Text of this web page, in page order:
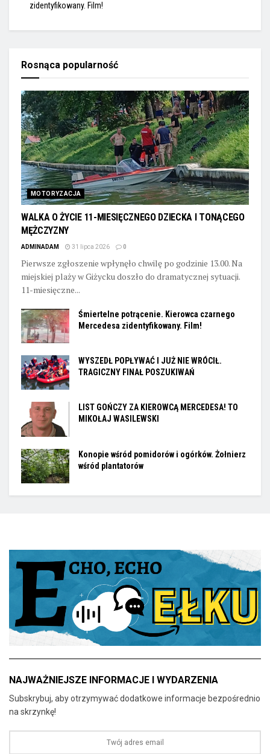
zidentyfikowany. Film!
Rosnąca popularność
MOTORYZACJA
WALKA O ŻYCIE 11-MIESIĘCZNEGO DZIECKA I TONĄCEGO
MĘŻCZYZNY
ADMINADAM 31 lipca 2026 0
Pierwsze zgłoszenie wpłynęło chwilę po godzinie 13.00. Na
miejskiej plaży w Giżycku doszło do dramatycznej sytuacji.
11-miesięczne...
Śmiertelne potrącenie. Kierowca czarnego
Mercedesa zidentyfikowany. Film!
WYSZEDŁ POPŁYWAĆ I JUŻ NIE WRÓCIŁ.
TRAGICZNY FINAŁ POSZUKIWAŃ
LIST GOŃCZY ZA KIEROWCĄ MERCEDESA! TO
MIKOŁAJ WASILEWSKI
Konopie wśród pomidorów i ogórków. Żołnierz
wśród plantatorów
NAJWAŻNIEJSZE INFORMACJE I WYDARZENIA
Subskrybuj, aby otrzymywać dodatkowe informacje bezpośrednio
na skrzynkę!